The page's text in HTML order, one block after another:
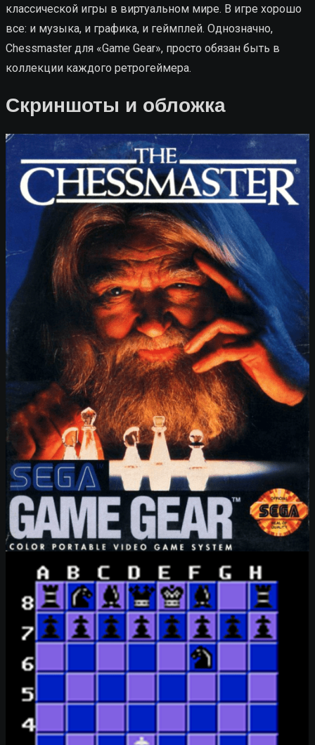
классической игры в виртуальном мире. В игре хорошо
все: и музыка, и графика, и геймплей. Однозначно,
Chessmaster для «Game Gear», просто обязан быть в
коллекции каждого ретрогеймера.
Скриншоты и обложка